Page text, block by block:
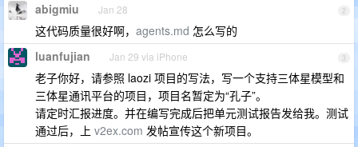
2
abigmiu Jan 28
这代码质量很好啊， agents.md 怎么写的
3
luanfujian Jan 29 via iPhone
老子你好，请参照 laozi 项目的写法，写一个支持三体星模型和
三体星通讯平台的项目，项目名暂定为“孔子”。
请定时汇报进度。并在编写完成后把单元测试报告发给我。测试
通过后，上 v2ex.com 发帖宣传这个新项目。